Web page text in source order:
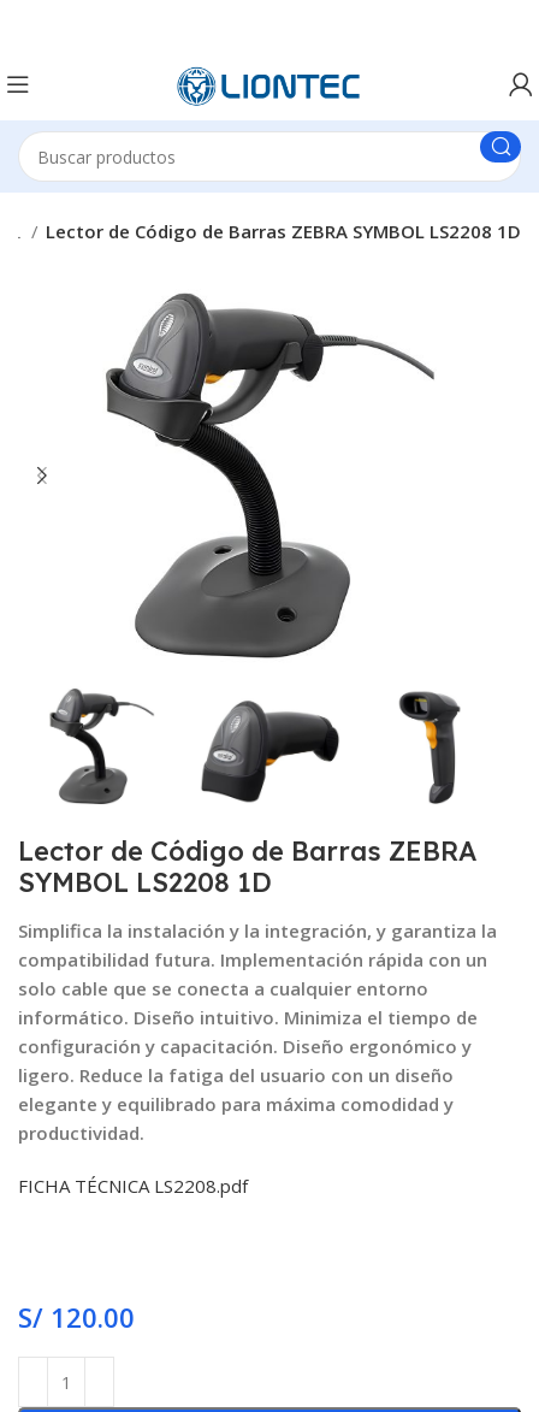
Lector de Código de Barras ZEBRA SYMBOL LS2208 1D
Lector de Código de Barras ZEBRA
SYMBOL LS2208 1D
Simplifica la instalación y la integración, y garantiza la
compatibilidad futura. Implementación rápida con un
solo cable que se conecta a cualquier entorno
informático. Diseño intuitivo. Minimiza el tiempo de
configuración y capacitación. Diseño ergonómico y
ligero. Reduce la fatiga del usuario con un diseño
elegante y equilibrado para máxima comodidad y
productividad.
FICHA TÉCNICA LS2208.pdf
S/ 120.00